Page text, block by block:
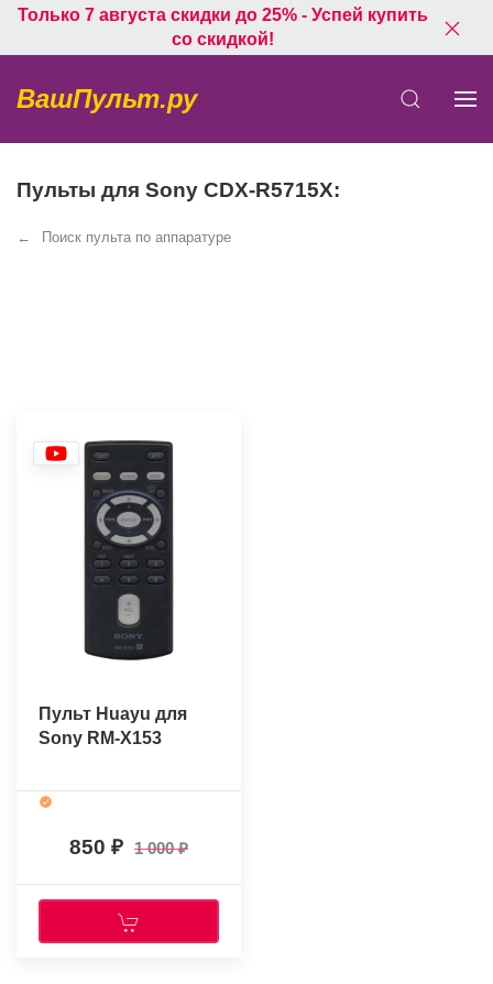
Только 7 августа скидки до 25% - Успей купить
со скидкой!
ВашПульт.ру
Пульты для Sony CDX-R5715X:
Поиск пульта по аппаратуре
Пульт Huayu для
Sony RM-X153
850 1 000